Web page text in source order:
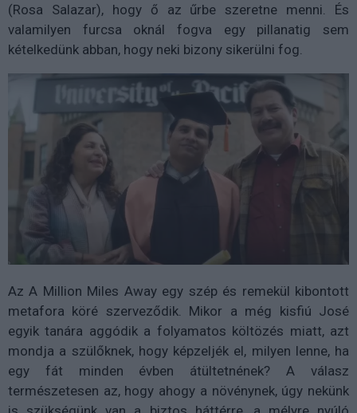
(Rosa Salazar), hogy ő az űrbe szeretne menni. És
valamilyen furcsa oknál fogva egy pillanatig sem
kételkedünk abban, hogy neki bizony sikerülni fog.
Az A Million Miles Away egy szép és remekül kibontott
metafora köré szerveződik. Mikor a még kisfiú José
egyik tanára aggódik a folyamatos költözés miatt, azt
mondja a szülőknek, hogy képzeljék el, milyen lenne, ha
egy fát minden évben átültetnének? A válasz
természetesen az, hogy ahogy a növénynek, úgy nekünk